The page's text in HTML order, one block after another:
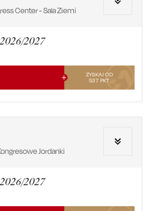
Center - Sala Ziemi
2026/2027
ZYSKAJ OD
537 PKT
Jordanki
2026/2027